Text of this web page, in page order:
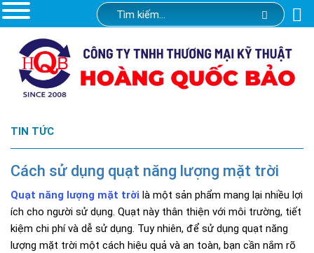
TIN TỨC
Cách sử dụng quạt năng lượng mặt trời
Quạt năng lượng mặt trời là một sản phẩm mang lại nhiều lợi
ích cho người sử dụng. Quạt này thân thiện với môi trường, tiết
kiệm chi phí và dễ sử dụng. Tuy nhiên, để sử dụng quạt năng
lượng mặt trời một cách hiệu quả và an toàn, bạn cần nắm rõ